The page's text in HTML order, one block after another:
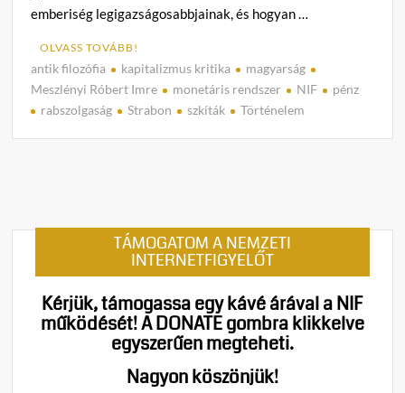
emberiség legigazságosabbjainak, és hogyan …
OLVASS TOVÁBB!
antik filozófia kapitalizmus kritika
magyarság
Meszlényi Róbert Imre
monetáris rendszer NIF
pénz
rabszolgaság
Strabon szkíták Történelem
TÁMOGATOM A NEMZETI
INTERNETFIGYELŐT
Kérjük, támogassa egy kávé árával a NIF
működését!A DONATE gombra klikkelve
egyszerűen megteheti.
Nagyon köszönjük!